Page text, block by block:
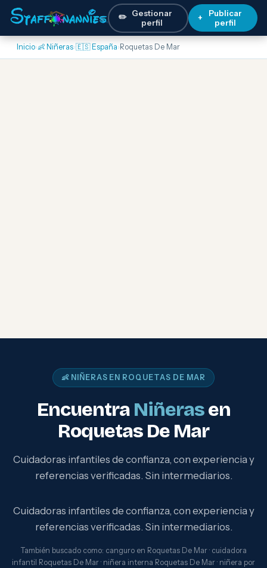
✏️ Gestionar
perfil
+
Publicar
perfil
Inicio›👶 Niñeras›🇪🇸 España› Roquetas De Mar
👶 NIÑERAS EN ROQUETAS DE MAR
Encuentra Niñerasen
Roquetas De Mar
Cuidadoras infantiles de confianza, con experiencia y
referencias verificadas. Sin intermediarios.
Cuidadoras infantiles de confianza, con experiencia y
referencias verificadas. Sin intermediarios.
También buscado como: canguro en Roquetas De Mar · cuidadora
infantil Roquetas De Mar · niñera interna Roquetas De Mar · niñera por